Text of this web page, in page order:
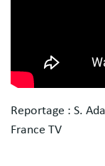
Reportage : S.
France TV